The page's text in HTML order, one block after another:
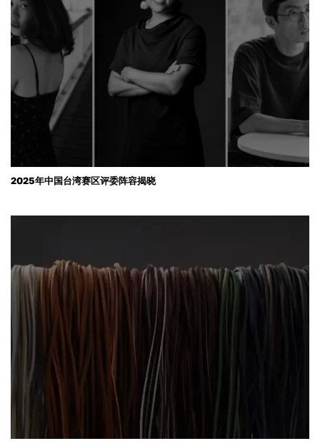
2025年中国台湾赛区评委阵容揭晓